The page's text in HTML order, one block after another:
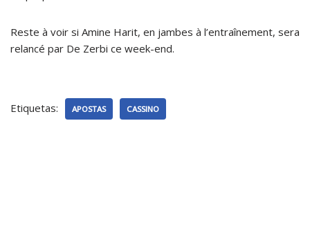
Reste à voir si Amine Harit, en jambes à l’entraînement, sera
relancé par De Zerbi ce week-end.
Etiquetas: APOSTAS CASSINO